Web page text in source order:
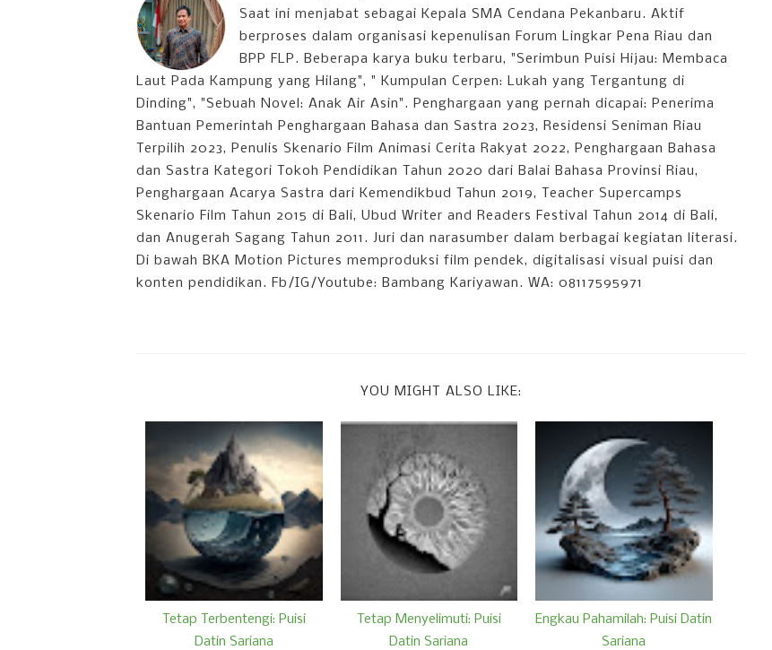
Saat ini menjabat sebagai Kepala SMA Cendana Pekanbaru. Aktif
berproses dalam organisasi kepenulisan Forum Lingkar Pena Riau dan
BPP FLP. Beberapa karya buku terbaru, "Serimbun Puisi Hijau: Membaca
Laut Pada Kampung yang Hilang", " Kumpulan Cerpen: Lukah yang Tergantung di
Dinding", "Sebuah Novel: Anak Air Asin". Penghargaan yang pernah dicapai: Penerima
Bantuan Pemerintah Penghargaan Bahasa dan Sastra 2023, Residensi Seniman Riau
Terpilih 2023, Penulis Skenario Film Animasi Cerita Rakyat 2022, Penghargaan Bahasa
dan Sastra Kategori Tokoh Pendidikan Tahun 2020 dari Balai Bahasa Provinsi Riau,
Penghargaan Acarya Sastra dari Kemendikbud Tahun 2019, Teacher Supercamps
Skenario Film Tahun 2015 di Bali, Ubud Writer and Readers Festival Tahun 2014 di Bali,
dan Anugerah Sagang Tahun 2011. Juri dan narasumber dalam berbagai kegiatan literasi.
Di bawah BKA Motion Pictures memproduksi film pendek, digitalisasi visual puisi dan
konten pendidikan. Fb/IG/Youtube: Bambang Kariyawan. WA: 08117595971
YOU MIGHT ALSO LIKE:
Tetap Terbentengi: Puisi
Datin Sariana
Tetap Menyelimuti: Puisi
Datin Sariana
Engkau Pahamilah: Puisi Datin
Sariana